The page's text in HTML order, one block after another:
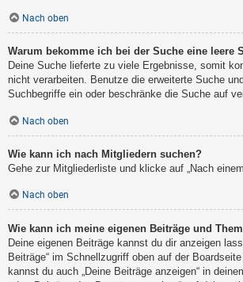
Nach oben
Warum bekomme ich bei der Suche eine leere
Deine Suche lieferte zu viele Ergebnisse, somit
nicht verarbeiten. Benutze die erweiterte Suche
Suchbegriffe ein oder beschränke die Suche auf
Nach oben
Wie kann ich nach Mitgliedern suchen?
Gehe zur Mitgliederliste und klicke auf „Nach
Nach oben
Wie kann ich meine eigenen Beiträge und
Deine eigenen Beiträge kannst du dir anzeigen
Beiträge“ im Schnellzugriff oben auf der
kannst du auch „Deine Beiträge anzeigen“ in